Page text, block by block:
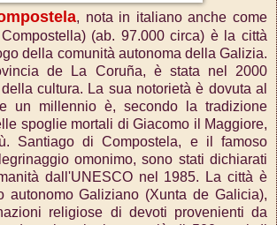
, nota in italiano anche come
(ab. 97.000 circa) è la città
della comunità autonoma della Galizia.
de La Coruña, è stata nel 2000
cultura. La sua notorietà è dovuta al
un millennio è, secondo la tradizione
spoglie mortali di Giacomo il Maggiore,
Santiago di Compostela, e il famoso
omonimo, sono stati dichiarati
dall'UNESCO nel 1985. La città è
autonomo Galiziano (Xunta de Galicia),
religiose di devoti provenienti da